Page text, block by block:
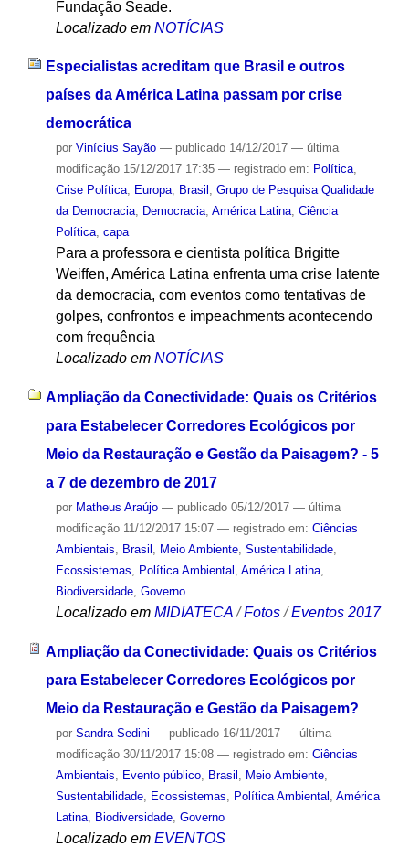
Fundação Seade.
Localizado em NOTÍCIAS
Especialistas acreditam que Brasil e outros
países da América Latina passam por crise
democrática
por Vinícius Sayão — publicado14/12/2017 — última
modificação15/12/2017 17:35 — registrado em: Política,
Crise Política, Europa, Brasil , Grupo de Pesquisa Qualidade
da Democracia, Democracia, América Latina, Ciência
Política, capa
Para a professora e cientista política Brigitte
Weiffen, América Latina enfrenta uma crise latente
da democracia, com eventos como tentativas de
golpes, confrontos e impeachments acontecendo
com frequência
Localizado em NOTÍCIAS
Ampliação da Conectividade: Quais os Critérios
para Estabelecer Corredores Ecológicos por
Meio da Restauração e Gestão da Paisagem? - 5
a 7 de dezembro de 2017
por Matheus Araújo — publicado05/12/2017 — última
modificação11/12/2017 15:07 — registrado em: Ciências
Ambientais, Brasil , Meio Ambiente, Sustentabilidade,
Ecossistemas, Política Ambiental , América Latina,
Biodiversidade, Governo
Localizado em MIDIATECA /Fotos /Eventos 2017
Ampliação da Conectividade: Quais os Critérios
para Estabelecer Corredores Ecológicos por
Meio da Restauração e Gestão da Paisagem?
por Sandra Sedini — publicado16/11/2017 — última
modificação30/11/2017 15:08 — registrado em: Ciências
Ambientais
Evento público, Brasil Meio Ambiente,
Sustentabilidade, Ecossistemas Política Ambiental América
Latina, Biodiversidade, Governo
Localizado em EVENTOS